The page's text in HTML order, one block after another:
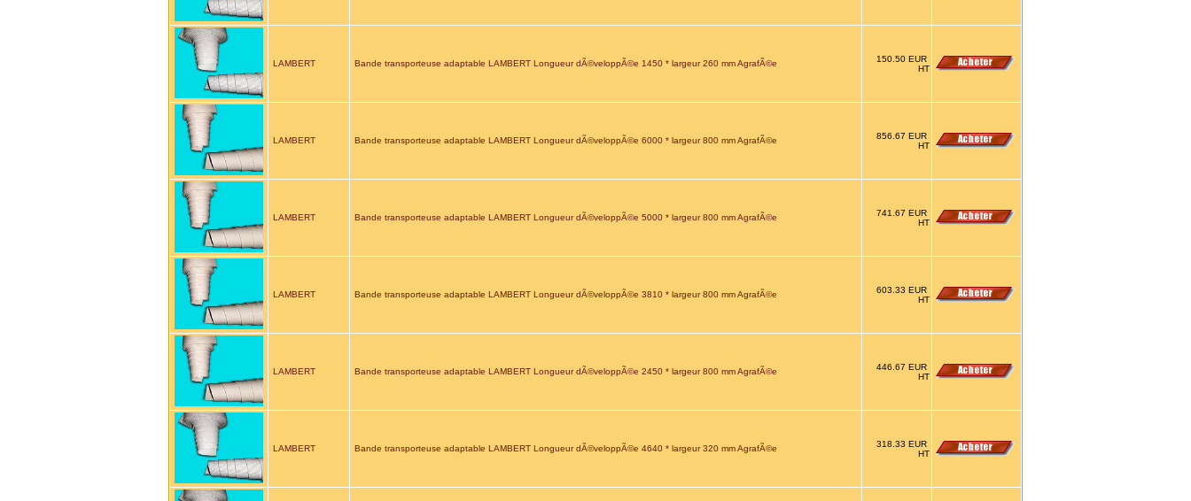
LAMBERT Bande transporteuse adaptable LAMBERT Longueur dÃ©veloppÃ©e 1450 * largeur 260 mm AgrafÃ©e
150.50 EUR
HT
LAMBERT Bande transporteuse adaptable LAMBERT Longueur dÃ©veloppÃ©e 6000 * largeur 800 mm AgrafÃ©e
856.67 EUR
HT
LAMBERT Bande transporteuse adaptable LAMBERT Longueur dÃ©veloppÃ©e 5000 * largeur 800 mm AgrafÃ©e
741.67 EUR
HT
LAMBERT Bande transporteuse adaptable LAMBERT Longueur dÃ©veloppÃ©e 3810 * largeur 800 mm AgrafÃ©e
603.33 EUR
HT
LAMBERT Bande transporteuse adaptable LAMBERT Longueur dÃ©veloppÃ©e 2450 * largeur 800 mm AgrafÃ©e
446.67 EUR
HT
LAMBERT Bande transporteuse adaptable LAMBERT Longueur dÃ©veloppÃ©e 4640 * largeur 320 mm AgrafÃ©e
318.33 EUR
HT